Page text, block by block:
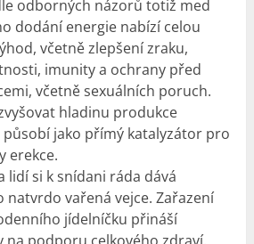
odborných názorů totiž med
dodání energie nabízí celou
včetně zlepšení zraku,
imunity a ochrany před
včetně sexuálních poruch.
hladinu produkce
jako přímý katalyzátor pro
erekce.
lidí si k snídani ráda dává
natvrdo vařená vejce. Zařazení
jídelníčku přináší